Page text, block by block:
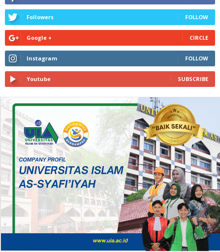
Followers FOLLOW
Google + CIRCLE
Instagram FOLLOW
Youtube SUBSCRIBE